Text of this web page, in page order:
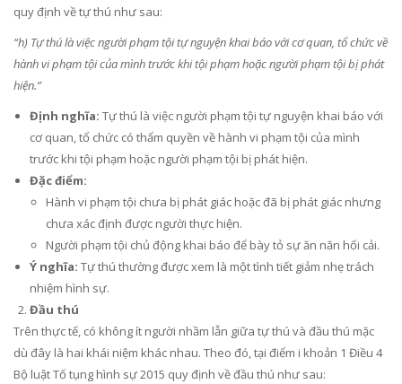
quy định về tự thú như sau:
“h) Tự thú là việc người phạm tội tự nguyện khai báo với cơ quan, tổ chức về
hành vi phạm tội của mình trước khi tội phạm hoặc người phạm tội bị phát
hiện.”
Định nghĩa: Tự thú là việc người phạm tội tự nguyện khai báo với
cơ quan, tổ chức có thẩm quyền về hành vi phạm tội của mình
trước khi tội phạm hoặc người phạm tội bị phát hiện.
Đặc điểm:
Hành vi phạm tội chưa bị phát giác hoặc đã bị phát giác nhưng
chưa xác định được người thực hiện.
Người phạm tội chủ động khai báo để bày tỏ sự ăn năn hối cải.
Ý nghĩa: Tự thú thường được xem là một tình tiết giảm nhẹ trách
nhiệm hình sự.
Đầu thú
Trên thực tế, có không ít người nhầm lẫn giữa tự thú và đầu thú mặc
dù đây là hai khái niệm khác nhau. Theo đó, tại điểm i khoản 1 Điều 4
Bộ luật Tố tụng hình sự 2015 quy định về đầu thú như sau: